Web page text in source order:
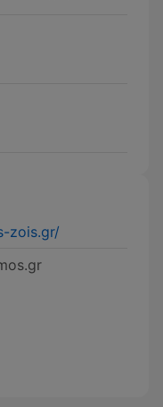
zois.gr/